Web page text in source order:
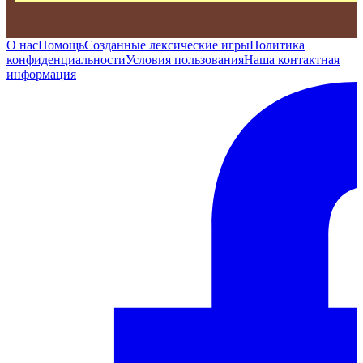
О насПомощьСозданные лексические игрыПолитика
конфиденциальностиУсловия пользованияНаша контактная
информация